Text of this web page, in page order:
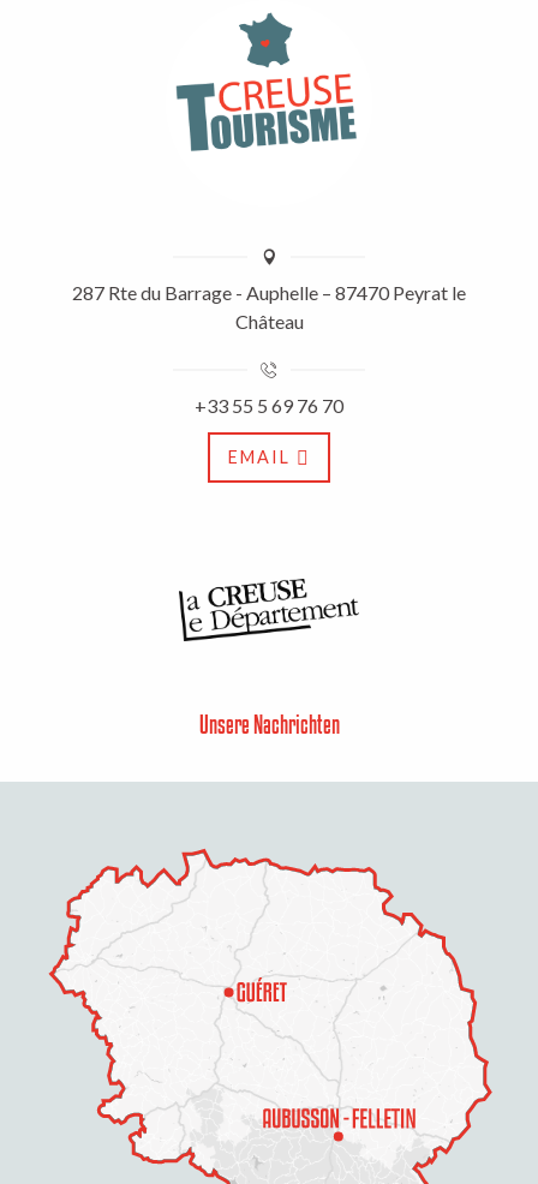
287 Rte du Barrage - Auphelle – 87470 Peyrat le
Château
+33 55 5 69 76 70
EMAIL
Unsere Nachrichten